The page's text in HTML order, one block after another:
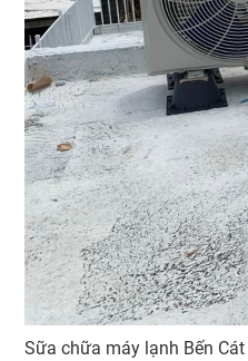
Sữa chữa máy lạnh Bến Cát